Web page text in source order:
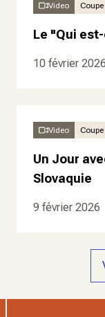
Video
Le "Qui
10 février 2026
Video
Un Jour
Slovaquie
9 février 2026